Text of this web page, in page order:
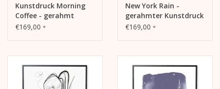
Bücher
Kera Till X GMEINER
Kunstdruck Morning
Coffee - gerahmt
€169,00 *
New York Rain -
gerahmter Kunstdruck
€169,00 *